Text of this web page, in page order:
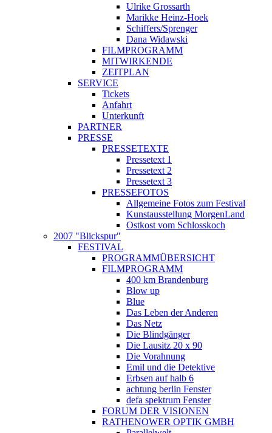
Ulrike Grossarth
Marikke Heinz-Hoek
Schiffers/Sprenger
Dana Widawski
FILMPROGRAMM
MITWIRKENDE
ZEITPLAN
SERVICE
Tickets
Anfahrt
Unterkunft
PARTNER
PRESSE
PRESSETEXTE
Pressetext 1
Pressetext 2
Pressetext 3
PRESSEFOTOS
Allgemeine Fotos zum Festival
Kunstausstellung MorgenLand
Ostkost vom Schlosskoch
2007 "Blickspur"
FESTIVAL
PROGRAMMÜBERSICHT
FILMPROGRAMM
400 km Brandenburg
Blow up
Blue
Das Leben der Anderen
Das Netz
Die Blindgänger
Die Lausitz 20 x 90
Die Vorahnung
Emil und die Detektive
Erbsen auf halb 6
achtung berlin Fenster
defa spektrum Fenster
FORUM DER VISIONEN
RATHENOWER OPTIK GMBH